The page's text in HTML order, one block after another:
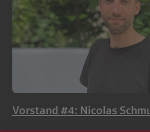
Vorstand #4: Nicolas